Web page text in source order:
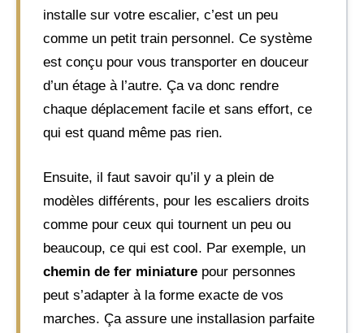
installe sur votre escalier, c’est un peu
comme un petit train personnel. Ce système
est conçu pour vous transporter en douceur
d’un étage à l’autre. Ça va donc rendre
chaque déplacement facile et sans effort, ce
qui est quand même pas rien.
Ensuite, il faut savoir qu’il y a plein de
modèles différents, pour les escaliers droits
comme pour ceux qui tournent un peu ou
beaucoup, ce qui est cool. Par exemple, un
chemin de fer miniature pour personnes
peut s’adapter à la forme exacte de vos
marches. Ça assure une installasion parfaite